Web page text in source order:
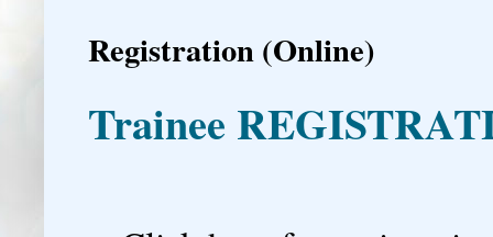
Registration (Online)
Trainee